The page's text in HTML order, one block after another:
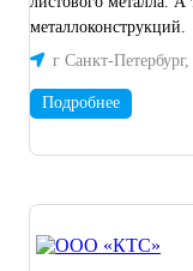
металлоконструкций.
г Санкт-
Подробнее